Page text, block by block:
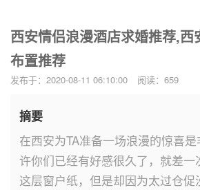
西安情侣浪漫酒店求婚推荐,西
布置推荐
发布于：2020-08-11 06:10:00 阅读：659
摘要
在西安为TA准备一场浪漫的惊喜
许你们已经有好感很久了，就差一
这层窗户纸，但是却因为太过仓